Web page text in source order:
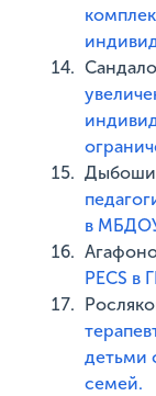
в
PECS в
детьми
семей.